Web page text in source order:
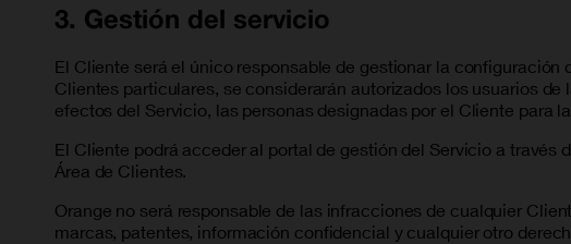
3. Gestión del servicio
El Cliente será el único responsable de gestionar la
Clientes particulares, se considerarán autorizados los usuarios
efectos del Servicio, las personas designadas por el Cliente para
El Cliente podrá acceder al portal de gestión del Servicio a través
Área de Clientes.
Orange no será responsable de las infracciones de cualquier
marcas, patentes, información confidencial y cualquier otro